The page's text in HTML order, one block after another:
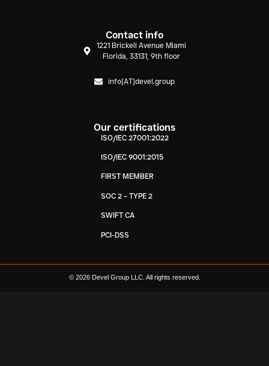
Contact info
1221 Brickell Avenue Miami
Florida, 33131, 9th floor
info[AT]devel.group
Our certifications
ISO/IEC 27001:2022
ISO/IEC 9001:2015
FIRST MEMBER
SOC 2 – TYPE 2
SWIFT CA
PCI-DSS
© 2026 Devel Group LLC. All rights reserved.